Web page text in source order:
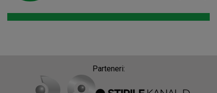
Parteneri: